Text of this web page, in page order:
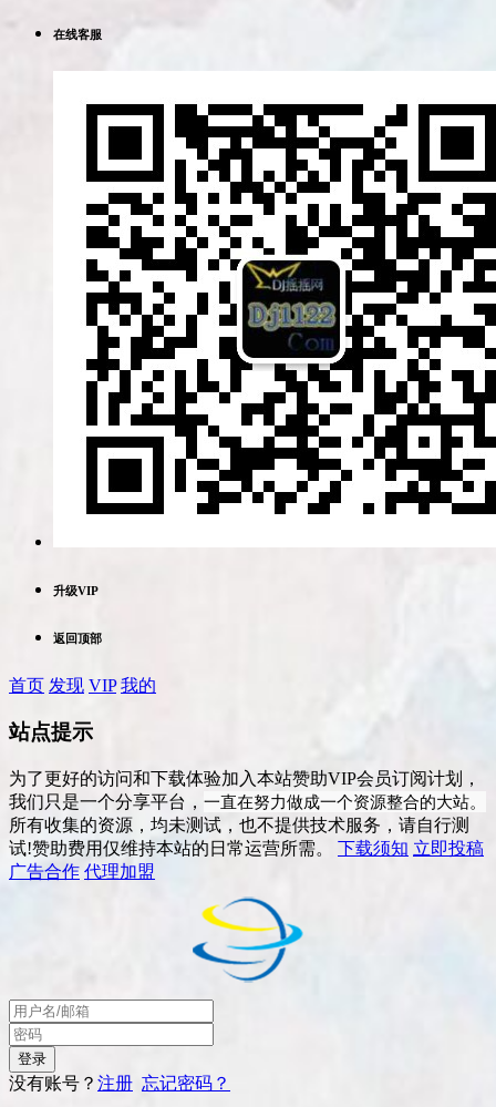
在线客服
升级VIP
返回顶部
首页 发现 VIP 我的
站点提示
为了更好的访问和下载体验加入本站赞助VIP会员订阅计划，
我们只是一个分享平台， 一直在努力做成一个资源整合的大站。
所有收集的资源，均未测试，也不提供技术服务，请自行测
试!赞助费用仅维持本站的日常运营所需。 下载须知 立即投稿
广告合作 代理加盟
没有账号？ 注册 忘记密码？